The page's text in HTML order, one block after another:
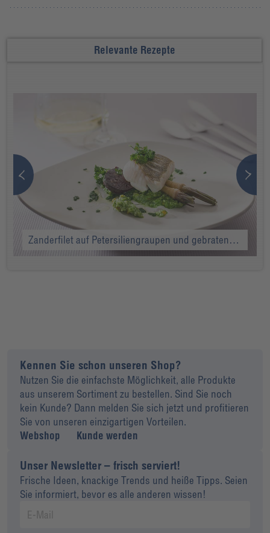
Relevante Rezepte
Zanderfilet auf Petersiliengraupen und gebratener Blutwurst
Kennen Sie schon unseren Shop?
Nutzen Sie die einfachste Möglichkeit, alle Produkte
aus unserem Sortiment zu bestellen. Sind Sie noch
kein Kunde? Dann melden Sie sich jetzt und profitieren
Sie von unseren einzigartigen Vorteilen.
Webshop
Kunde werden
Unser Newsletter – frisch serviert!
Frische Ideen, knackige Trends und heiße Tipps. Seien
Sie informiert, bevor es alle anderen wissen!